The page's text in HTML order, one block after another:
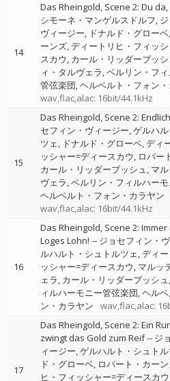
14
Das Rheingold, Scene 2: Du
シモーネ・マンゲルスドルフ
ヴィージー
ドナルド・グローベ
ーンズ ディートリヒ・フィッ
スカウ カール・リッダーブッシ
ィ・タルヴェラ ベルリン・フ
管弦楽団 ヘルベルト・フォン
wav,flac,alac: 16bit/44.1kHz
15
Das Rheingold, Scene 2:
セフィン・ヴィージー ゲルハ
ツェ
ドナルド・グローベ ディ
ッシャー=ディースカウ ロバー
カール・リッダーブッシュ マ
ヴェラ ベルリン・フィルハー
ヘルベルト・フォン・カラヤン
wav,flac,alac: 16bit/44.1kHz
16
Das Rheingold, Scene 2:
Loges Lohn! -- ジョセフィン・
ルハルト・シュトルツェ ディ
ッシャー=ディースカウ マルッ
ェラ カール・リッダーブッシュ
ィルハーモニー管弦楽団 ヘル
ン・カラヤン
wav,flac,alac:
17
Das Rheingold, Scene 2: Ein
zwingt das Gold zum Reif-- ジ
ィージー ゲルハルト・シュトル
ド・グローベ ロバート・カー
ヒ・フィッシャー=ディースカウ